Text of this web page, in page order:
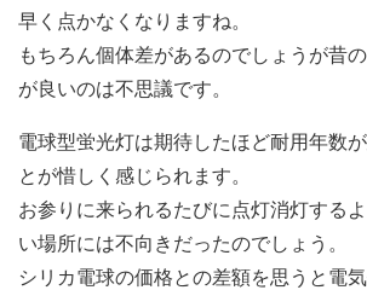
早く点かなくなりますね。
もちろん個体差があるのでしょうが昔
が良いのは不思議です。
電球型蛍光灯は期待したほど耐用年数
とが惜しく感じられます。
お参りに来られるたびに点灯消灯する
い場所には不向きだったのでしょう。
シリカ電球の価格との差額を思うと電